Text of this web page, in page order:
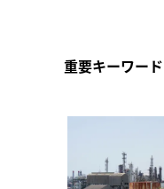
重要キーワード